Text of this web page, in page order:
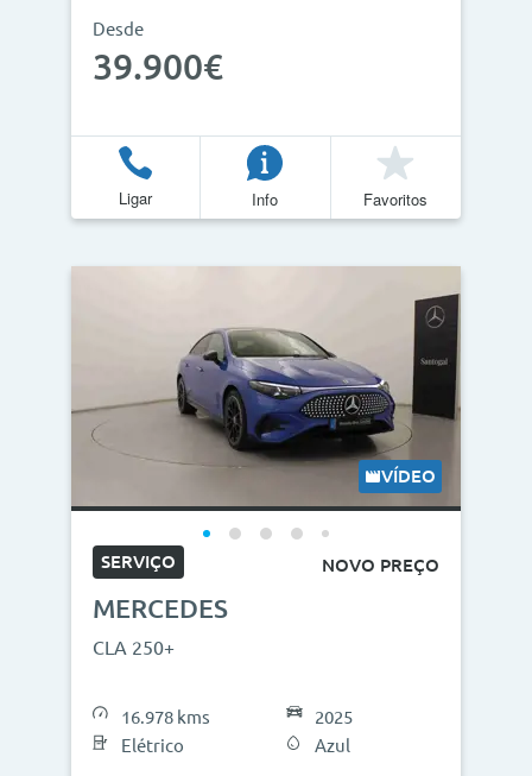
Desde
39.900€
Ligar Info Favoritos
VÍDEO
SERVIÇO NOVO PREÇO
MERCEDES
CLA 250+
16.978 kms
Elétrico
2025
Azul